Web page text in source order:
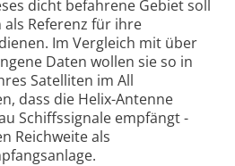
dicht befahrene Gebiet soll
Referenz für ihre
Im Vergleich mit über
Daten wollen sie so in
Satelliten im All
dass die Helix-Antenne
Schiffssignale empfängt -
Reichweite als